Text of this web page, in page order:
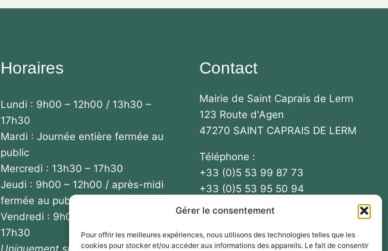
Gérer le consentement
Pour offrir les meilleures expériences, nous utilisons des technologies telles que les
cookies pour stocker et/ou accéder aux informations des appareils. Le fait de consentir
Horaires
Lundi : 9h00 – 12h00 / 13h30 –
17h30
Mardi : Journée entière fermée au
public
Mercredi : 13h30 – 17h30
Jeudi : 9h00 – 12h00 / après-midi
fermée au public
Vendredi : 9h00 – 12h00 / 13h30 –
17h30
Uniquement sur rendez-vous le
Contact
Mairie de Saint Caprais de Lerm
123 Route d'Agen
47270 SAINT CAPRAIS DE LERM
Téléphone :
+33 (0)5 53 99 87 73
+33 (0)5 53 95 50 94
Email : mairie-
stcaprais@collectivite47.fr